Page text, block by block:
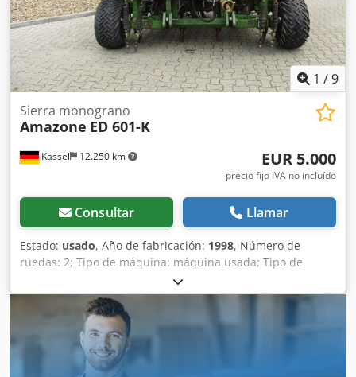
1 /9
Kassel 12.250 km
Sierra monograno
Amazone ED 601-K
EUR 5.000
precio fijo IVA no incluído
Consultar Llamar
Estado: usado, Año de fabricación: 1998, Número de
ruedas: 2; Tipo de máquina: máquina usada; Tipo de
bastidor: montaje; Sistema de fertilización / sinfín de
fertilizante / Dcsdpfer Ncfqox Aigek